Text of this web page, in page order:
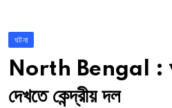
আরও কিছু
Contact
Khabar Samay Hindi
ঘটনা
North Bengal :
দেখতে কেন্দ্রীয় দল